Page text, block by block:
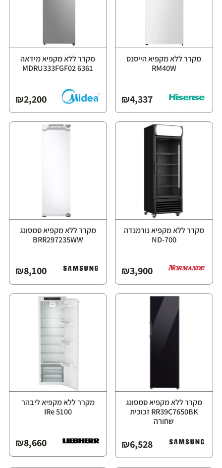
מקרר ללא מקפיא הייסנס
RM40W
₪4,337
מקרר ללא מקפיא מידאה
MDRU333FGF02 6361
₪2,200
מקרר ללא מקפיא נורמנדה
ND-700
₪3,900
מקרר ללא מקפיא סמסונג
BRR297235WW
₪8,100
מקרר ללא מקפיא סמסונג
RR39C7650BK זכוכית
שחורה
₪6,528
מקרר ללא מקפיא ליבהר
IRe 5100
₪8,660